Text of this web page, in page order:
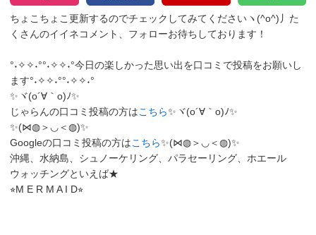
ちょこちょこ更新するのでチェックしてみてくださいヽ(^o^)丿 た
くさんのイイネコメント、フォローお待ちしております！
°˖✧✧˖°°˖✧✧˖°今日の楽しかった思い出を口コミで投稿をお願いし
ます°˖✧✧˖°°˖✧✧˖°
✨ヾ(o´∀｀o)ﾉ✨
じゃらんの口コミ投稿の方はこちら✨ヾ(o´∀｀o)ﾉ✨
✨(⋈◍＞◡＜◍)✨
Googleの口コミ投稿の方はこちら✨(⋈◍＞◡＜◍)✨
沖縄、水納島、シュノーケリング、パラセーリング、ホエール
ウォッチングといえば★
⭐︎M E R M A I D⭐︎